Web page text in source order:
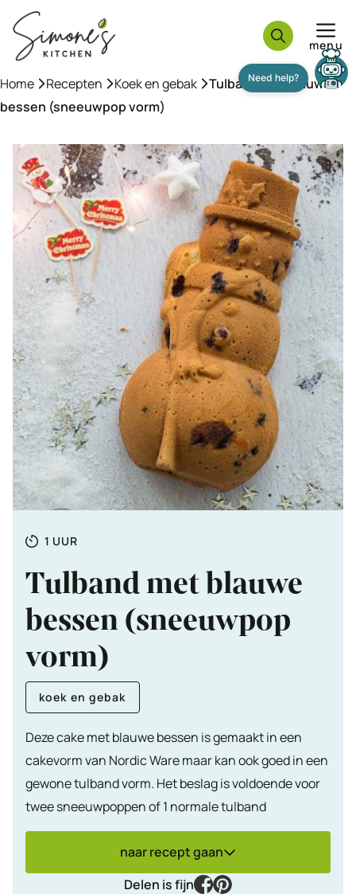
naar
inhoud
menu
Home »Recepten »Koek en gebak »Tulband met blauwe
bessen (sneeuwpop vorm)
Totale
1 UUR
UUR
Tulband met blauwe
bessen (sneeuwpop
vorm)
koek en gebak
Deze cake met blauwe bessen is gemaakt in een
cakevorm van Nordic Ware maar kan ook goed in een
gewone tulband vorm. Het beslag is voldoende voor
twee sneeuwpoppen of 1 normale tulband
naar recept gaan
Delen is fijn
facebook
pinterest
Need help?